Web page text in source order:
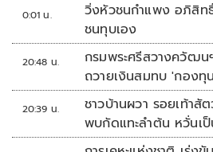
0:01 น.
วิ่งหัวชนกำแพง อภิสิทธิ์ชน 'พรรคส้ม'
ชนทุบเอง
20:48 น.
กรมพระศรีสวางควัฒน
ถวายเงินสมทบ 'กอง
20:39 น.
ชาวบ้านผวา รอยเท้าสั
พบกัดแทะลำต้น หวั่นเ